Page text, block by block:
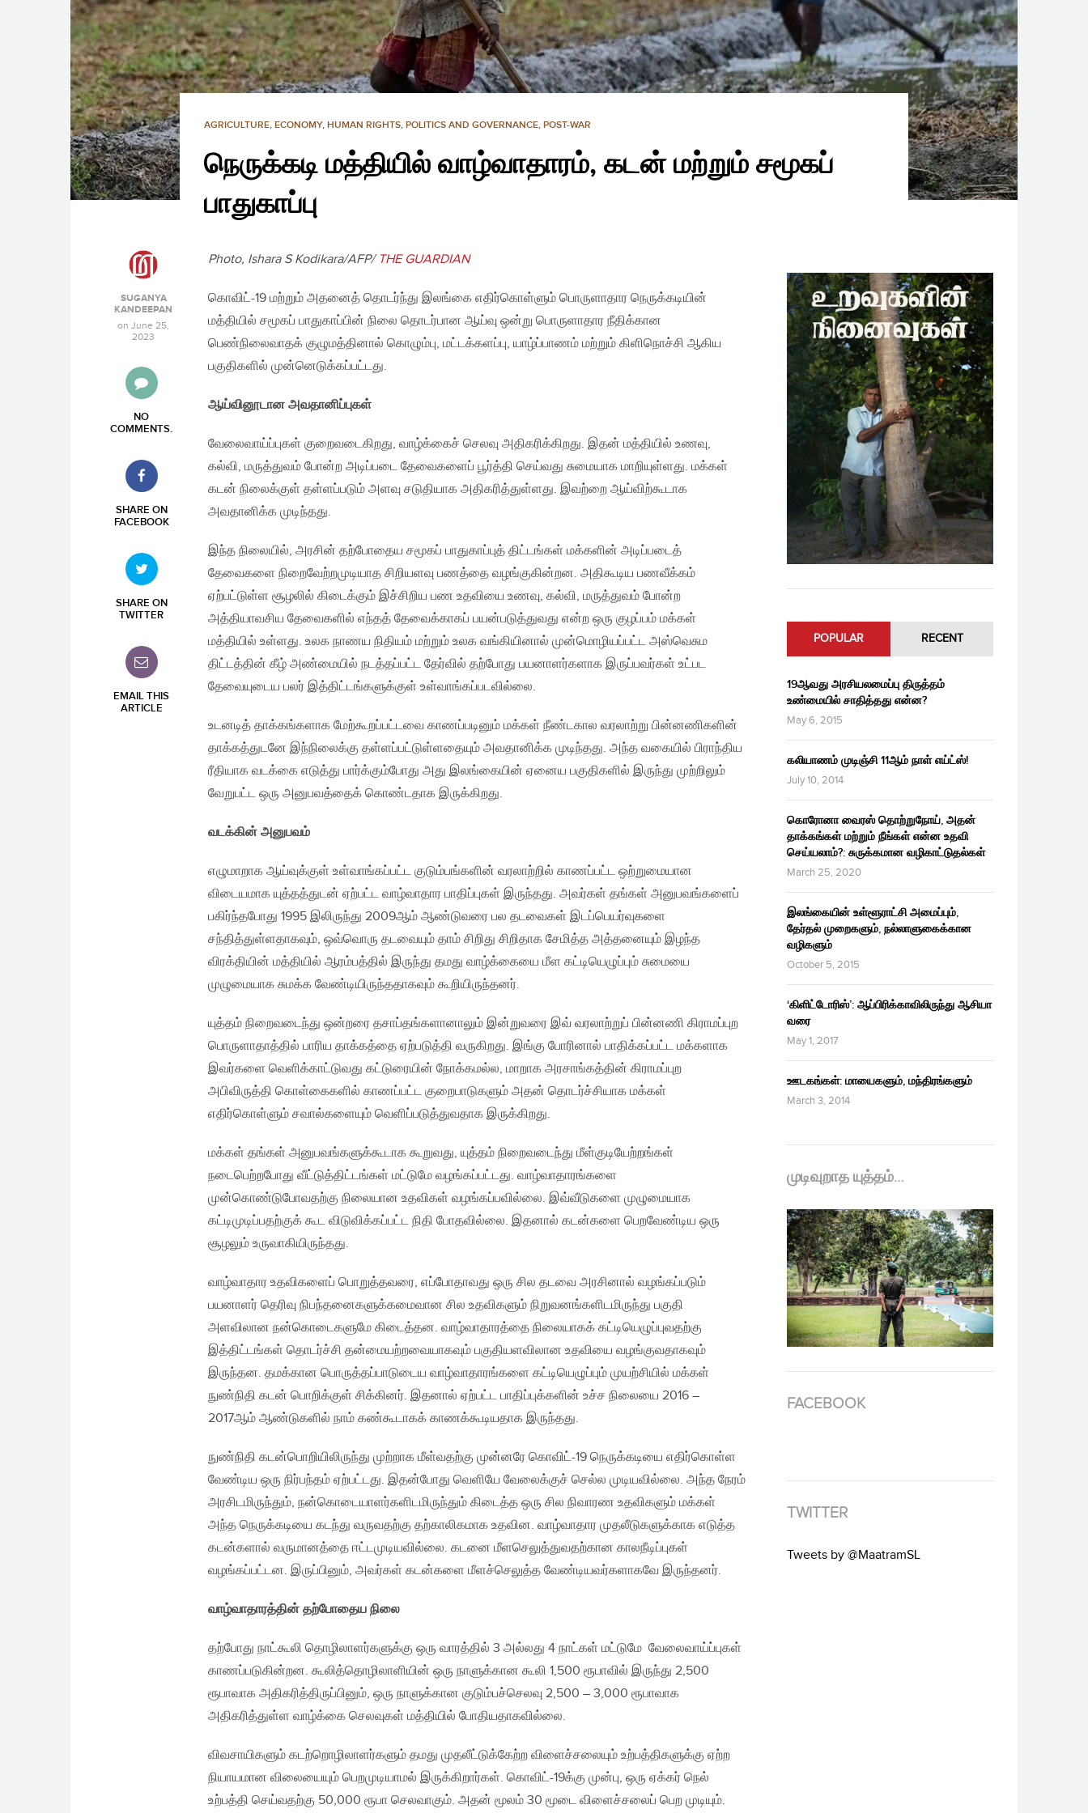
AGRICULTURE, ECONOMY, HUMAN RIGHTS, POLITICS AND GOVERNANCE, POST-WAR
நெருக்கடி மத்தியில் வாழ்வாதாரம், கடன் மற்றும் சமூகப்
பாதுகாப்பு
SUGANYA
KANDEEPAN
on June 25,
2023
NO
COMMENTS.
SHARE ON
FACEBOOK
SHARE ON
TWITTER
EMAIL THIS
ARTICLE
Photo, Ishara S Kodikara/AFP/ THE GUARDIAN
கொவிட்-19 மற்றும் அதனைத் தொடர்ந்து இலங்கை எதிர்கொள்ளும் பொருளாதார நெருக்கடியின்
மத்தியில் சமூகப் பாதுகாப்பின் நிலை தொடர்பான ஆய்வு ஒன்று பொருளாதார நீதிக்கான
பெண்நிலைவாதக் குழுமத்தினால் கொழும்பு, மட்டக்களப்பு, யாழ்ப்பாணம் மற்றும் கிளிநொச்சி ஆகிய
பகுதிகளில் முன்னெடுக்கப்பட்டது.
ஆய்வினூடான அவதானிப்புகள்
வேலைவாய்ப்புகள் குறைவடைகிறது, வாழ்க்கைச் செலவு அதிகரிக்கிறது. இதன் மத்தியில் உணவு,
கல்வி, மருத்துவம் போன்ற அடிப்படை தேவைகளைப் பூர்த்தி செய்வது சுமையாக மாறியுள்ளது. மக்கள்
கடன் நிலைக்குள் தள்ளப்படும் அளவு சடுதியாக அதிகரித்துள்ளது. இவற்றை ஆய்விற்கூடாக
அவதானிக்க முடிந்தது.
இந்த நிலையில், அரசின் தற்போதைய சமூகப் பாதுகாப்புத் திட்டங்கள் மக்களின் அடிப்படைத்
தேவைகளை நிறைவேற்றமுடியாத சிறியளவு பணத்தை வழங்குகின்றன. அதிகூடிய பணவீக்கம்
ஏற்பட்டுள்ள சூழலில் கிடைக்கும் இச்சிறிய பண உதவியை உணவு, கல்வி, மருத்துவம் போன்ற
அத்தியாவசிய தேவைகளில் எந்தத் தேவைக்காகப் பயன்படுத்துவது என்ற ஒரு குழப்பம் மக்கள்
மத்தியில் உள்ளது. உலக நாணய நிதியம் மற்றும் உலக வங்கியினால் முன்மொழியப்பட்ட அஸ்வெசும
திட்டத்தின் கீழ் அண்மையில் நடத்தப்பட்ட தேர்வில் தற்போது பயனாளர்களாக இருப்பவர்கள் உட்பட
தேவையுடைய பலர் இத்திட்டங்களுக்குள் உள்வாங்கப்படவில்லை.
உடனடித் தாக்கங்களாக மேற்கூறப்பட்டவை காணப்படினும் மக்கள் நீண்டகால வரலாற்று பின்னணிகளின்
தாக்கத்துடனே இந்நிலைக்கு தள்ளப்பட்டுள்ளதையும் அவதானிக்க முடிந்தது. அந்த வகையில் பிராந்திய
ரீதியாக வடக்கை எடுத்து பார்க்கும்போது அது இலங்கையின் ஏனைய பகுதிகளில் இருந்து முற்றிலும்
வேறுபட்ட ஒரு அனுபவத்தைக் கொண்டதாக இருக்கிறது.
வடக்கின் அனுபவம்
எழுமாறாக ஆய்வுக்குள் உள்வாங்கப்பட்ட குடும்பங்களின் வரலாற்றில் காணப்பட்ட ஒற்றுமையான
விடையமாக யுத்தத்துடன் ஏற்பட்ட வாழ்வாதார பாதிப்புகள் இருந்தது. அவர்கள் தங்கள் அனுபவங்களைப்
பகிர்ந்தபோது 1995 இலிருந்து 2009ஆம் ஆண்டுவரை பல தடவைகள் இடப்பெயர்வுகளை
சந்தித்துள்ளதாகவும், ஒவ்வொரு தடவையும் தாம் சிறிது சிறிதாக சேமித்த அத்தனையும் இழந்த
விரக்தியின் மத்தியில் ஆரம்பத்தில் இருந்து தமது வாழ்க்கையை மீள கட்டியெழுப்பும் சுமையை
முழுமையாக சுமக்க வேண்டியிருந்ததாகவும் கூறியிருந்தனர்.
யுத்தம் நிறைவடைந்து ஒன்றரை தசாப்தங்களானாலும் இன்றுவரை இவ் வரலாற்றுப் பின்னணி கிராமப்புற
பொருளாதாத்தில் பாரிய தாக்கத்தை ஏற்படுத்தி வருகிறது. இங்கு போரினால் பாதிக்கப்பட்ட மக்களாக
இவர்களை வெளிக்காட்டுவது கட்டுரையின் நோக்கமல்ல, மாறாக அரசாங்கத்தின் கிராமப்புற
அபிவிருத்தி கொள்கைகளில் காணப்பட்ட குறைபாடுகளும் அதன் தொடர்ச்சியாக மக்கள்
எதிர்கொள்ளும் சவால்களையும் வெளிப்படுத்துவதாக இருக்கிறது.
மக்கள் தங்கள் அனுபவங்களுக்கூடாக கூறுவது, யுத்தம் நிறைவடைந்து மீள்குடியேற்றங்கள்
நடைபெற்றபோது வீட்டுத்திட்டங்கள் மட்டுமே வழங்கப்பட்டது. வாழ்வாதாரங்களை
முன்கொண்டுபோவதற்கு நிலையான உதவிகள் வழங்கப்பவில்லை. இவ்வீடுகளை முழுமையாக
கட்டிமுடிப்பதற்குக் கூட விடுவிக்கப்பட்ட நிதி போதவில்லை. இதனால் கடன்களை பெறவேண்டிய ஒரு
சூழலும் உருவாகியிருந்தது.
வாழ்வாதார உதவிகளைப் பொறுத்தவரை, எப்போதாவது ஒரு சில தடவை அரசினால் வழங்கப்படும்
பயனாளர் தெரிவு நிபந்தனைகளுக்கமைவான சில உதவிகளும் நிறுவனங்களிடமிருந்து பகுதி
அளவிலான நன்கொடைகளுமே கிடைத்தன. வாழ்வாதாரத்தை நிலையாகக் கட்டியெழுப்புவதற்கு
இத்திட்டங்கள் தொடர்ச்சி தன்மையற்றவையாகவும் பகுதியளவிலான உதவியை வழங்குவதாகவும்
இருந்தன. தமக்கான பொருத்தப்பாடுடைய வாழ்வாதாரங்களை கட்டியெழுப்பும் முயற்சியில் மக்கள்
நுண்நிதி கடன் பொறிக்குள் சிக்கினர். இதனால் ஏற்பட்ட பாதிப்புக்களின் உச்ச நிலையை 2016 –
2017ஆம் ஆண்டுகளில் நாம் கண்கூடாகக் காணக்கூடியதாக இருந்தது.
நுண்நிதி கடன்பொறியிலிருந்து முற்றாக மீள்வதற்கு முன்னரே கொவிட்-19 நெருக்கடியை எதிர்கொள்ள
வேண்டிய ஒரு நிர்பந்தம் ஏற்பட்டது. இதன்போது வெளியே வேலைக்குச் செல்ல முடியவில்லை. அந்த நேரம்
அரசிடமிருந்தும், நன்கொடையாளர்களிடமிருந்தும் கிடைத்த ஒரு சில நிவாரண உதவிகளும் மக்கள்
அந்த நெருக்கடியை கடந்து வருவதற்கு தற்காலிகமாக உதவின. வாழ்வாதார முதலீடுகளுக்காக எடுத்த
கடன்களால் வருமானத்தை ஈட்டமுடியவில்லை. கடனை மீளசெலுத்துவதற்கான காலநீடிப்புகள்
வழங்கப்பட்டன. இருப்பினும், அவர்கள் கடன்களை மீளச்செலுத்த வேண்டியவர்களாகவே இருந்தனர்.
வாழ்வாதாரத்தின் தற்போதைய நிலை
தற்போது நாட்கூலி தொழிலாளர்களுக்கு ஒரு வாரத்தில் 3 அல்லது 4 நாட்கள் மட்டுமே வேலைவாய்ப்புகள்
காணப்படுகின்றன. கூலித்தொழிலாளியின் ஒரு நாளுக்கான கூலி 1,500 ரூபாவில் இருந்து 2,500
ரூபாவாக அதிகரித்திருப்பினும், ஒரு நாளுக்கான குடும்பச்செலவு 2,500 – 3,000 ரூபாவாக
அதிகரித்துள்ள வாழ்க்கை செலவுகள் மத்தியில் போதியதாகவில்லை.
விவசாயிகளும் கடற்றொழிலாளர்களும் தமது முதலீட்டுக்கேற்ற விளைச்சலையும் உற்பத்திகளுக்கு ஏற்ற
நியாயமான விலையையும் பெறமுடியாமல் இருக்கிறார்கள். கொவிட்-19க்கு முன்பு, ஒரு ஏக்கர் நெல்
உற்பத்தி செய்வதற்கு 50,000 ரூபா செலவாகும். அதன் மூலம் 30 மூடை விளைச்சலைப் பெற முடியும்.
POPULAR RECENT
19ஆவது அரசியலமைப்பு திருத்தம்
உண்மையில் சாதித்தது என்ன?
May 6, 2015
கலியாணம் முடிஞ்சி 11ஆம் நாள் எய்ட்ஸ்!
July 10, 2014
கொரோனா வைரஸ் தொற்றுநோய், அதன்
தாக்கங்கள் மற்றும் நீங்கள் என்ன உதவி
செய்யலாம்?: சுருக்கமான வழிகாட்டுதல்கள்
March 25, 2020
இலங்கையின் உள்ளூராட்சி அமைப்பும்,
தேர்தல் முறைகளும், நல்லாளுகைக்கான
வழிகளும்
October 5, 2015
‘கிளிட்டோரிஸ்’: ஆப்பிரிக்காவிலிருந்து ஆசியா
வரை
May 1, 2017
ஊடகங்கள்: மாயைகளும், மந்திரங்களும்
March 3, 2014
முடிவுறாத யுத்தம்…
FACEBOOK
TWITTER
Tweets by @MaatramSL